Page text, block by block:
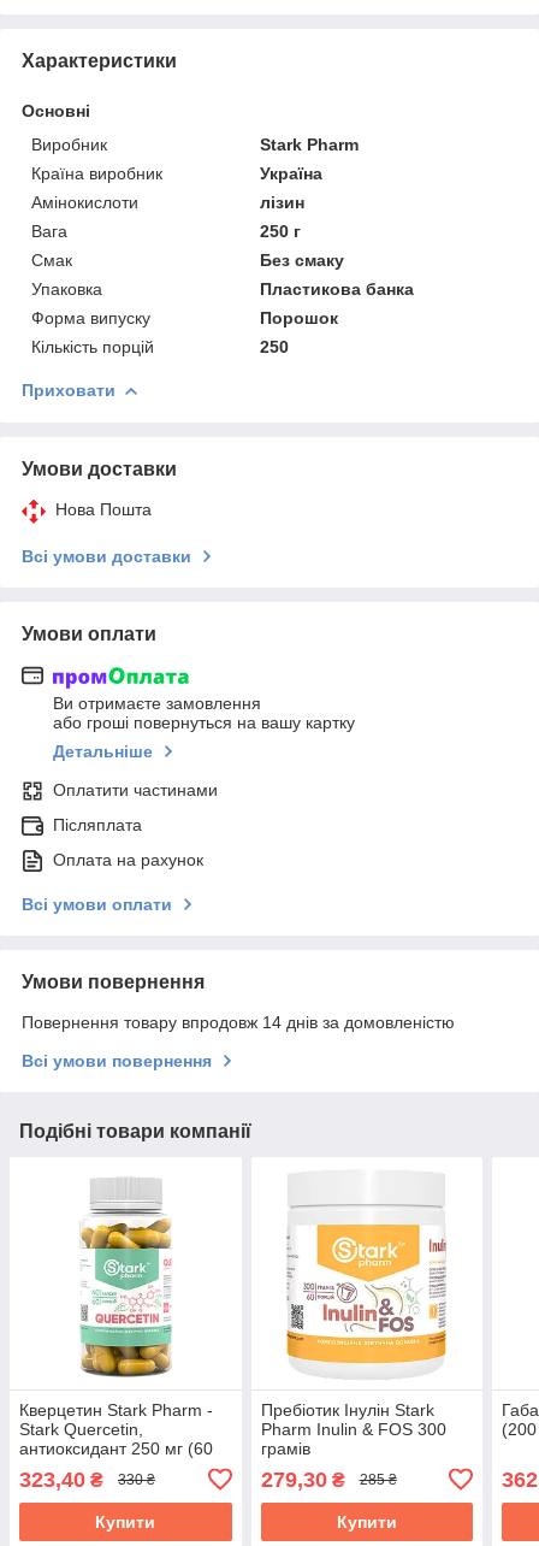
Характеристики
Основні
Виробник
Stark Pharm
Країна виробник
Україна
Амінокислоти
лізин
Вага
250 г
Смак
Без смаку
Упаковка
Пластикова банка
Форма випуску
Порошок
Кількість порцій
250
Приховати
Умови доставки
Нова Пошта
Всі умови доставки
Умови оплати
Ви отримаєте замовлення
або гроші повернуться на вашу картку
Детальніше
Оплатити частинами
Післяплата
Оплата на рахунок
Всі умови оплати
Умови повернення
Повернення товару впродовж 14 днів за домовленістю
Всі умови повернення
Подібні товари компанії
Кверцетин Stark Pharm -
Stark Quercetin,
антиоксидант 250 мг (60
323,40 ₴ 330 ₴
Купити
Пребіотик Інулін Stark
Pharm Inulin & FOS 300
грамів
279,30₴ 285 ₴
Купити
(200